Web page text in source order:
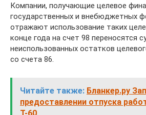
Компании, получающие целевое
государственных и внебюджетных
отражают использование таких
конце года на счет 98 переносятся
неиспользованных остатков
со счета 86.
Читайте также: Бланкер.ру
предоставлении отпуска
Т-60